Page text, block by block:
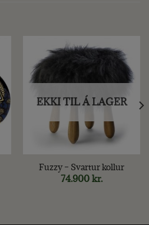
EKKI TIL Á LAGER
Fuzzy – Svartur kollur
74.900 kr.